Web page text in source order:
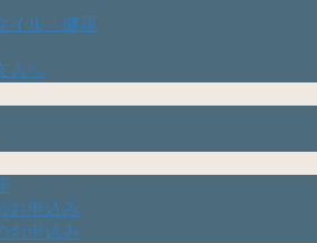
イル・健康
人へ
お申込み
お申込み